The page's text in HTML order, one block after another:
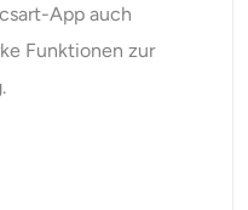
App auch
Funktionen zur